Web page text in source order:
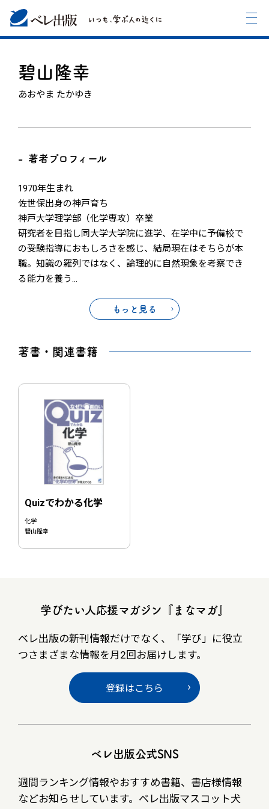
碧山隆幸
あおやま たかゆき
著者プロフィール
1970年生まれ
佐世保出身の神戸育ち
神戸大学理学部（化学専攻）卒業
研究者を目指し同大学大学院に進学、在学中に予備校で
の受験指導におもしろさを感じ、結局現在はそちらが本
職。知識の羅列ではなく、論理的に自然現象を考察でき
る能力を養う…
もっと見る
著書・関連書籍
Quizでわかる化学
化学
碧山隆幸
学びたい人応援マガジン『まなマガ』
ベレ出版の新刊情報だけでなく、
「学び」に役立
つさまざまな情報を月2回お届けします。
登録はこちら
ベレ出版公式SNS
週間ランキング情報やおすすめ書籍、書店様情報
などお知らせしています。ベレ出版マスコット犬